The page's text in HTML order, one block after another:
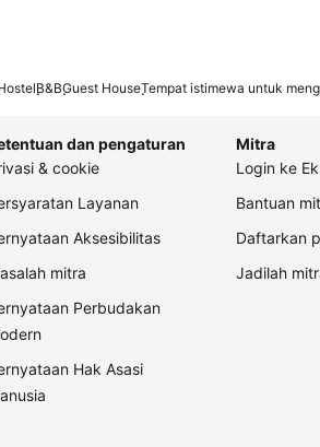
B&BGuest HouseTempat istimewa untuk
dan pengaturan
& cookie
Layanan
Aksesibilitas
mitra
Perbudakan
Hak Asasi
Mitra
Login ke
Bantuan
Daftarkan
Jadilah